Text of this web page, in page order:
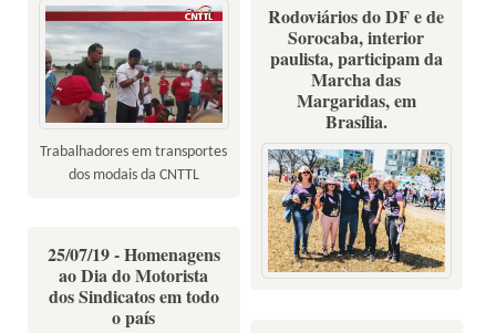
Trabalhadores em transportes
dos modais da CNTTL
Rodoviários do DF e de
Sorocaba, interior
paulista, participam da
Marcha das
Margaridas, em
Brasília.
25/07/19 - Homenagens
ao Dia do Motorista
dos Sindicatos em todo
o país